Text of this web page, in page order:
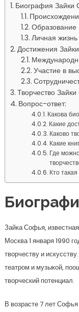
Биография Зайки
Образование
Личная
Достижения
Участие в
Творчество
Вопрос-ответ:
Какова
Какие
Каково
Какие
Где
Кто
Зайка Софья,
Москва 1 января 1990
творчеству и
театром и музыкой,
творческий потенциал.
В возрасте 7 лет